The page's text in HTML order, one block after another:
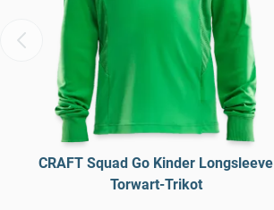
CRAFT Squad Go Kinder Longsleeve
Torwart-Trikot